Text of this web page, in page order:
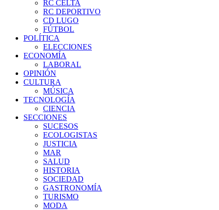
RC CELTA
RC DEPORTIVO
CD LUGO
FÚTBOL
POLÍTICA
ELECCIONES
ECONOMÍA
LABORAL
OPINIÓN
CULTURA
MÚSICA
TECNOLOGÍA
CIENCIA
SECCIONES
SUCESOS
ECOLOGISTAS
JUSTICIA
MAR
SALUD
HISTORIA
SOCIEDAD
GASTRONOMÍA
TURISMO
MODA